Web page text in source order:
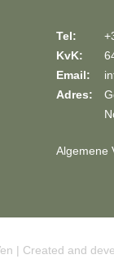
Tel:
KvK:
Email:
Adres:
Algemene
| Created and